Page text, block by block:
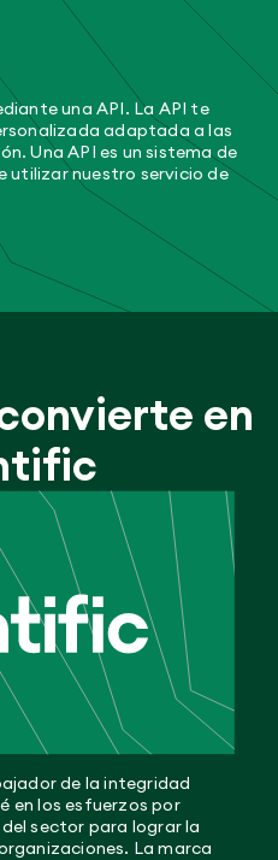
una API. La API te
adaptada a las
Una API es un sistema de
utilizar nuestro servicio de
en
de la integridad
en los esfuerzos por
sector para lograr la
La marca